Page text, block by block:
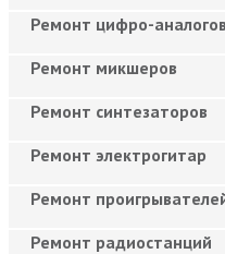
Ремонт цифро-
Ремонт микшеров
Ремонт синтезаторов
Ремонт электрогитар
Ремонт
Ремонт радиостанций